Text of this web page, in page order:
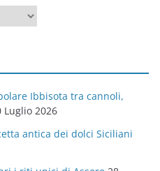
Ibbisota tra cannoli,
Luglio 2026
antica dei dolci Siciliani